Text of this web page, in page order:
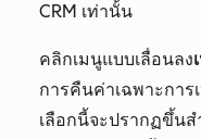
CRM เท่านั้น
คลิกเมนูแบบเลื่อนลง
การคืนค่าเฉพาะกา
เลือกนี้จะปรากฏขึ้นส